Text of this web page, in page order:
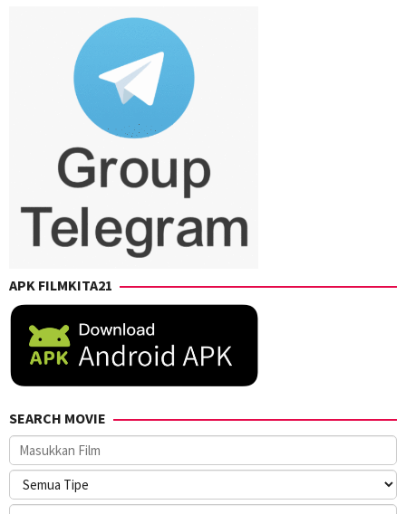
Sheila
Waldron
APK FILMKITA21
SEARCH MOVIE